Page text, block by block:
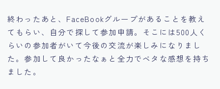
終わったあと、FaceBookグループがあることを教え
てもらい、自分で探して参加申請。そこには500人く
らいの参加者がいて今後の交流が楽しみになりまし
た。参加して良かったなぁと全力でベタな感想を持ち
ました。